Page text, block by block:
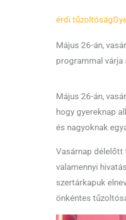
érdi tűzoltóság
Május 26-án,
programmal várja
Május 26-án,
hogy gyereknap
és nagyoknak
Vasárnap délelőtt
valamennyi
szertárkapuk
önkéntes